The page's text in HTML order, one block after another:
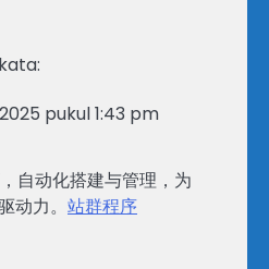
pukul 1:43 pm
自动化搭建与管理，为
动力。 站群程序